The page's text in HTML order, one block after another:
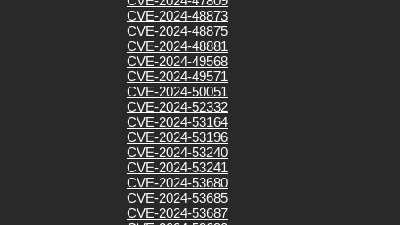
CVE-2024-48873
CVE-2024-48875
CVE-2024-48881
CVE-2024-49568
CVE-2024-49571
CVE-2024-50051
CVE-2024-52332
CVE-2024-53164
CVE-2024-53196
CVE-2024-53240
CVE-2024-53241
CVE-2024-53680
CVE-2024-53685
CVE-2024-53687